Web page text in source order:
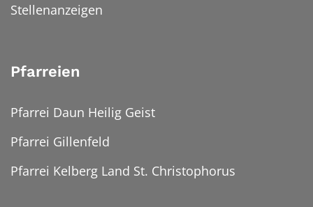
Stellenanzeigen
Pfarreien
Pfarrei Daun Heilig Geist
Pfarrei Gillenfeld
Pfarrei Kelberg Land St. Christophorus